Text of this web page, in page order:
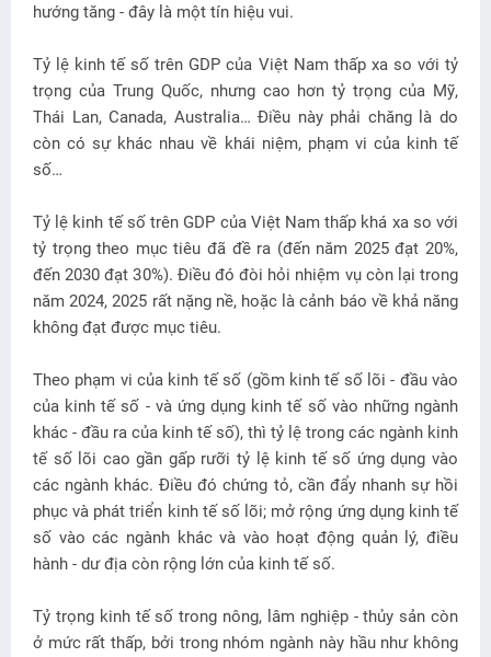
hướng tăng - đây là một tín hiệu vui.
Tỷ lệ kinh tế số trên GDP của Việt Nam thấp xa so với tỷ
trọng của Trung Quốc, nhưng cao hơn tỷ trọng của Mỹ,
Thái Lan, Canada, Australia… Điều này phải chăng là do
còn có sự khác nhau về khái niệm, phạm vi của kinh tế
số…
Tỷ lệ kinh tế số trên GDP của Việt Nam thấp khá xa so với
tỷ trọng theo mục tiêu đã đề ra (đến năm 2025 đạt 20%,
đến 2030 đạt 30%). Điều đó đòi hỏi nhiệm vụ còn lại trong
năm 2024, 2025 rất nặng nề, hoặc là cảnh báo về khả năng
không đạt được mục tiêu.
Theo phạm vi của kinh tế số (gồm kinh tế số lõi - đầu vào
của kinh tế số - và ứng dụng kinh tế số vào những ngành
khác - đầu ra của kinh tế số), thì tỷ lệ trong các ngành kinh
tế số lõi cao gần gấp rưỡi tỷ lệ kinh tế số ứng dụng vào
các ngành khác. Điều đó chứng tỏ, cần đẩy nhanh sự hồi
phục và phát triển kinh tế số lõi; mở rộng ứng dụng kinh tế
số vào các ngành khác và vào hoạt động quản lý, điều
hành - dư địa còn rộng lớn của kinh tế số.
Tỷ trọng kinh tế số trong nông, lâm nghiệp - thủy sản còn
ở mức rất thấp, bởi trong nhóm ngành này hầu như không